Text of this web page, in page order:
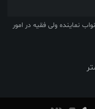
نماینده ولی فقیه در امور